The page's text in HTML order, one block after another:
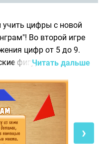
цифры с новой
Во второй игре
цифр от 5 до 9.
фигуры нужно
заполненной, но
из уголков детальки
за пределы
ты поставишь
он сразу же
Читать дальше
›